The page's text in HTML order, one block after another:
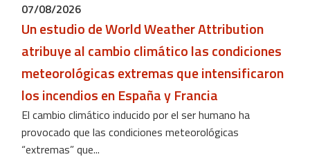
07/08/2026
Un estudio de World Weather Attribution
atribuye al cambio climático las condiciones
meteorológicas extremas que intensificaron
los incendios en España y Francia
El cambio climático inducido por el ser humano ha
provocado que las condiciones meteorológicas
“extremas” que...